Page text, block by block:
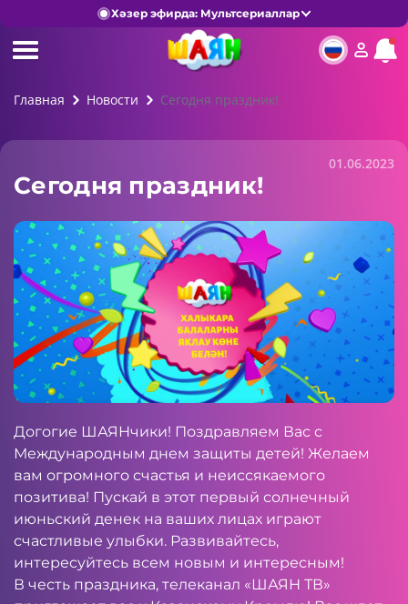
Хәзер эфирда: Мультсериаллар
Главная Новости Сегодня праздник!
01.06.2023
Сегодня праздник!
Догогие ШАЯНчики! Поздравляем Вас с
Международным днем защиты детей! Желаем
вам огромного счастья и неиссякаемого
позитива! Пускай в этот первый солнечный
июньский денек на ваших лицах играют
счастливые улыбки. Развивайтесь,
интересуйтесь всем новым и интересным!
В честь праздника, телеканал «ШАЯН ТВ»